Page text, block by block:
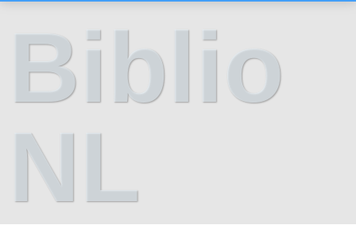
Biblio
NL